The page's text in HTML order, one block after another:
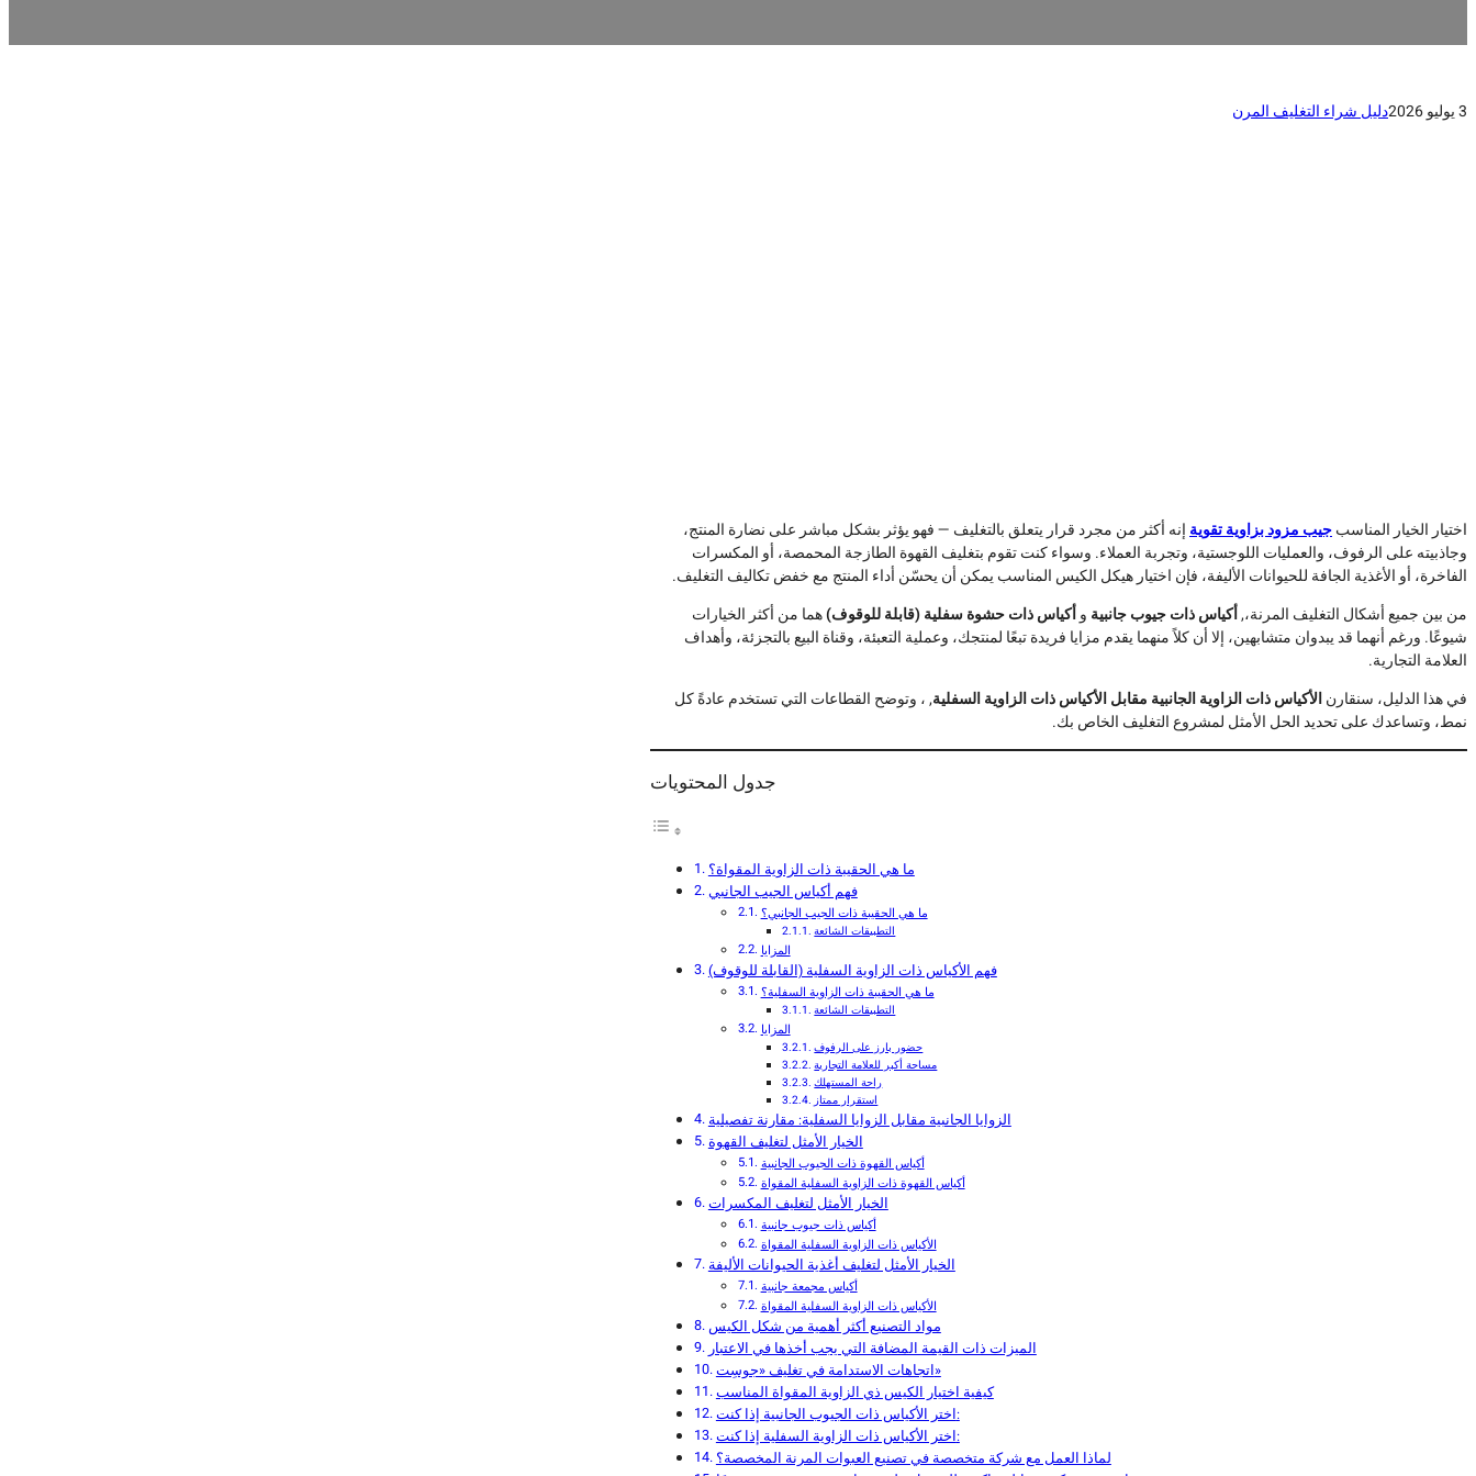
3 يوليو 2026 دليل شراء التغليف المرن
اختيار الخيار المناسبجيب مزود بزاوية تقوية إنه أكثر من مجرد قرار يتعلق بالتغليف — فهو يؤثر بشكل مباشر على نضارة المنتج،
وجاذبيته على الرفوف، والعمليات اللوجستية، وتجربة العملاء. وسواء كنت تقوم بتغليف القهوة الطازجة المحمصة، أو المكسرات
الفاخرة، أو الأغذية الجافة للحيوانات الأليفة، فإن اختيار هيكل الكيس المناسب يمكن أن يحسّن أداء المنتج مع خفض تكاليف التغليف.
من بين جميع أشكال التغليف المرنة،,أكياس ذات جيوب جانبية وأكياس ذات حشوة سفلية (قابلة للوقوف)هما من أكثر الخيارات
شيوعًا. ورغم أنهما قد يبدوان متشابهين، إلا أن كلاً منهما يقدم مزايا فريدة تبعًا لمنتجك، وعملية التعبئة، وقناة البيع بالتجزئة، وأهداف
العلامة التجارية.
في هذا الدليل، سنقارنالأكياس ذات الزاوية الجانبية مقابل الأكياس ذات الزاوية السفلية, ، وتوضح القطاعات التي تستخدم عادةً كل
نمط، وتساعدك على تحديد الحل الأمثل لمشروع التغليف الخاص بك.
جدول المحتويات
ما هي الحقيبة ذات الزاوية المقواة؟
فهم أكياس الجيب الجانبي
ما هي الحقيبة ذات الجيب الجانبي؟
التطبيقات الشائعة
المزايا
فهم الأكياس ذات الزاوية السفلية (القابلة للوقوف)
ما هي الحقيبة ذات الزاوية السفلية؟
التطبيقات الشائعة
المزايا
حضور بارز على الرفوف
مساحة أكبر للعلامة التجارية
راحة المستهلك
استقرار ممتاز
الزوايا الجانبية مقابل الزوايا السفلية: مقارنة تفصيلية
الخيار الأمثل لتغليف القهوة
أكياس القهوة ذات الجيوب الجانبية
أكياس القهوة ذات الزاوية السفلية المقواة
الخيار الأمثل لتغليف المكسرات
أكياس ذات جيوب جانبية
الأكياس ذات الزاوية السفلية المقواة
الخيار الأمثل لتغليف أغذية الحيوانات الأليفة
أكياس مجمعة جانبية
الأكياس ذات الزاوية السفلية المقواة
مواد التصنيع أكثر أهمية من شكل الكيس
الميزات ذات القيمة المضافة التي يجب أخذها في الاعتبار
اتجاهات الاستدامة في تغليف «جوسِت»
كيفية اختيار الكيس ذي الزاوية المقواة المناسب
اختر الأكياس ذات الجيوب الجانبية إذا كنت:
اختر الأكياس ذات الزاوية السفلية إذا كنت:
لماذا العمل مع شركة متخصصة في تصنيع العبوات المرنة المخصصة؟